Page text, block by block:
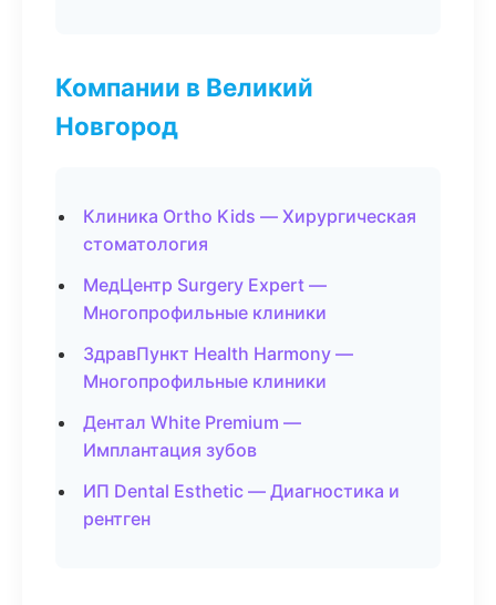
Компании в Великий
Новгород
Клиника Ortho Kids — Хирургическая
стоматология
МедЦентр Surgery Expert —
Многопрофильные клиники
ЗдравПункт Health Harmony —
Многопрофильные клиники
Дентал White Premium —
Имплантация зубов
ИП Dental Esthetic — Диагностика и
рентген